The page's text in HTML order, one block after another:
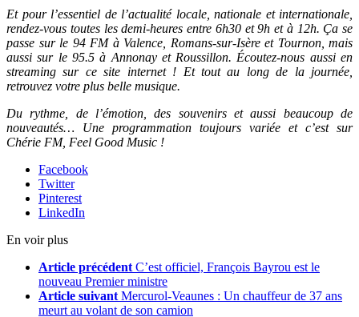
Et pour l’essentiel de l’actualité locale, nationale et internationale,
rendez-vous toutes les demi-heures entre 6h30 et 9h et à 12h. Ça se
passe sur le 94 FM à Valence, Romans-sur-Isère et Tournon, mais
aussi sur le 95.5 à Annonay et Roussillon. Écoutez-nous aussi en
streaming sur ce site internet ! Et tout au long de la journée,
retrouvez votre plus belle musique.
Du rythme, de l’émotion, des souvenirs et aussi beaucoup de
nouveautés… Une programmation toujours variée et c’est sur
Chérie FM, Feel Good Music !
Facebook
Twitter
Pinterest
LinkedIn
En voir plus
Article précédent C’est officiel, François Bayrou est le
nouveau Premier ministre
Article suivant Mercurol-Veaunes : Un chauffeur de 37 ans
meurt au volant de son camion